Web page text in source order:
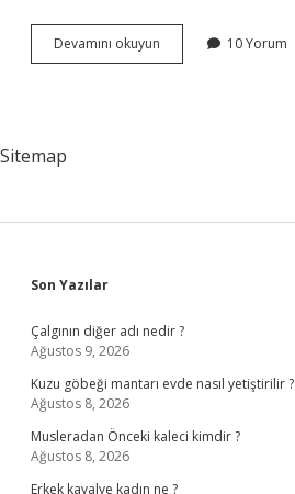
Devamını okuyun
Nato
10 Yorum
Sitemap
Sidebar
Son Yazılar
Çalgının diğer adı nedir ?
Ağustos 9, 2026
Kuzu göbeği mantarı evde nasıl yetiştirilir ?
Ağustos 8, 2026
Musleradan Önceki kaleci kimdir ?
Ağustos 8, 2026
Erkek kavalye kadın ne ?